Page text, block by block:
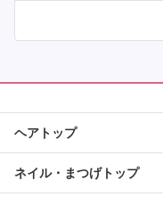
ヘアトップ
ネイル・まつげトップ